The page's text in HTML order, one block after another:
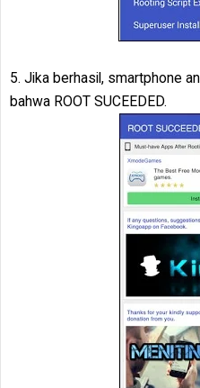
5. Jika berhasil, smartphone
bahwa ROOT SUCEEDED.